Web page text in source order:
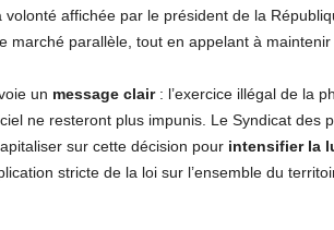
affichée par le président de la
marché parallèle, tout en appelant à
un message clair: l’exercice illégal de la
ne resteront plus impunis. Le Syndicat des
sur cette décision pour intensifier la
stricte de la loi sur l’ensemble du